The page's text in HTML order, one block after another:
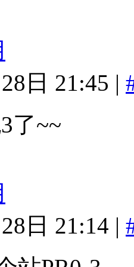
日 21:45 |
了~~
日 21:14 |